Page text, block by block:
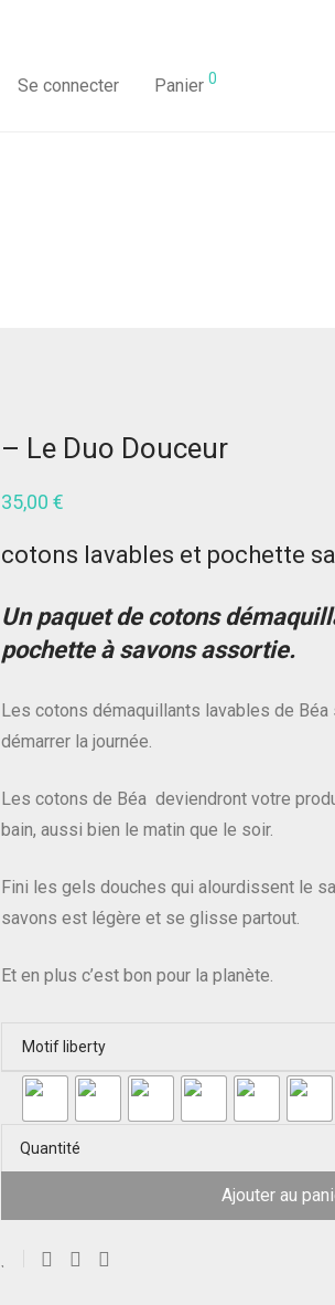
Se connecter Panier 0
– Le Duo Douceur
35,00 €
cotons lavables et pochette
Un paquet de cotons
pochette à savons assortie.
Les cotons démaquillants lavables de
démarrer la journée.
Les cotons de Béa deviendront votre
bain, aussi bien le matin que le soir.
Fini les gels douches qui alourdissent le
savons est légère et se glisse partout.
Et en plus c’est bon pour la planète.
Motif liberty
Quantité
Ajouter au